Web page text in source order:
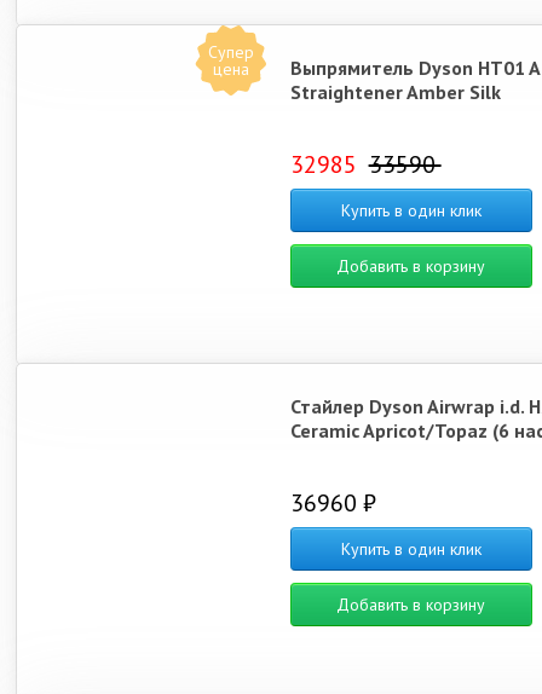
Супер
цена
Выпрямитель Dyson HT01
Straightener Amber Silk
32985 33590
Купить в один клик
Добавить в корзину
Стайлер Dyson Airwrap i.d.
Ceramic Apricot/Topaz (6
36960 ₽
Купить в один клик
Добавить в корзину